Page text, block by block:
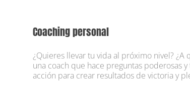
Coaching personal
¿Quieres llevar tu vida al próximo nivel? ¿A
una coach que hace preguntas poderosas
acción para crear resultados de victoria y